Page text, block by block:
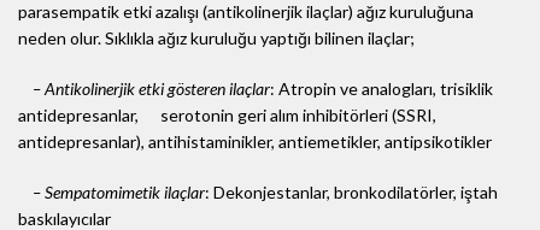
parasempatik etki azalışı (antikolinerjik ilaçlar) ağız kuruluğuna
neden olur. Sıklıkla ağız kuruluğu yaptığı bilinen ilaçlar;
– Antikolinerjik etki gösteren ilaçlar: Atropin ve analogları, trisiklik
antidepresanlar, serotonin geri alım inhibitörleri (SSRI,
antidepresanlar), antihistaminikler, antiemetikler, antipsikotikler
– Sempatomimetik ilaçlar: Dekonjestanlar, bronkodilatörler, iştah
baskılayıcılar